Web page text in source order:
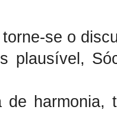
se o
plausível,
de